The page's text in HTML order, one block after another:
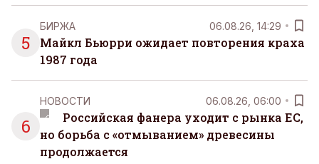
5
БИРЖА 06.08.26, 14:29
Майкл Бьюрри ожидает повторения краха
1987 года
6
НОВОСТИ 06.08.26, 06:00
Российская фанера уходит с рынка ЕС,
но борьба с «отмыванием» древесины
продолжается